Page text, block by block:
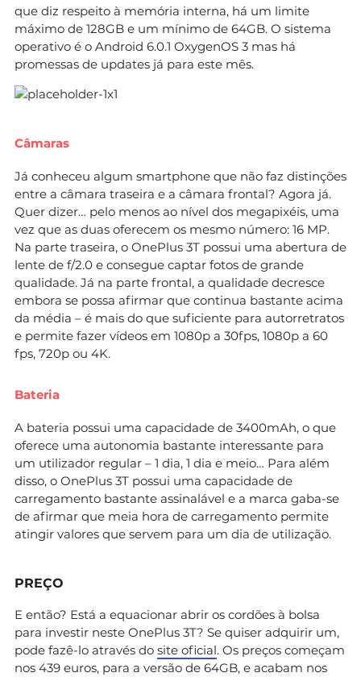
que diz respeito à memória interna, há um limite
máximo de 128GB e um mínimo de 64GB. O sistema
operativo é o Android 6.0.1 OxygenOS 3 mas há
promessas de updates já para este mês.
Câmaras
Já conheceu algum smartphone que não faz distinções
entre a câmara traseira e a câmara frontal? Agora já.
Quer dizer… pelo menos ao nível dos megapixéis, uma
vez que as duas oferecem os mesmo número: 16 MP.
Na parte traseira, o OnePlus 3T possui uma abertura de
lente de f/2.0 e consegue captar fotos de grande
qualidade. Já na parte frontal, a qualidade decresce
embora se possa afirmar que continua bastante acima
da média – é mais do que suficiente para autorretratos
e permite fazer vídeos em 1080p a 30fps, 1080p a 60
fps, 720p ou 4K.
Bateria
A bateria possui uma capacidade de 3400mAh, o que
oferece uma autonomia bastante interessante para
um utilizador regular – 1 dia, 1 dia e meio… Para além
disso, o OnePlus 3T possui uma capacidade de
carregamento bastante assinalável e a marca gaba-se
de afirmar que meia hora de carregamento permite
atingir valores que servem para um dia de utilização.
PREÇO
E então? Está a equacionar abrir os cordões à bolsa
para investir neste OnePlus 3T? Se quiser adquirir um,
pode fazê-lo através do site oficial. Os preços começam
nos 439 euros, para a versão de 64GB, e acabam nos